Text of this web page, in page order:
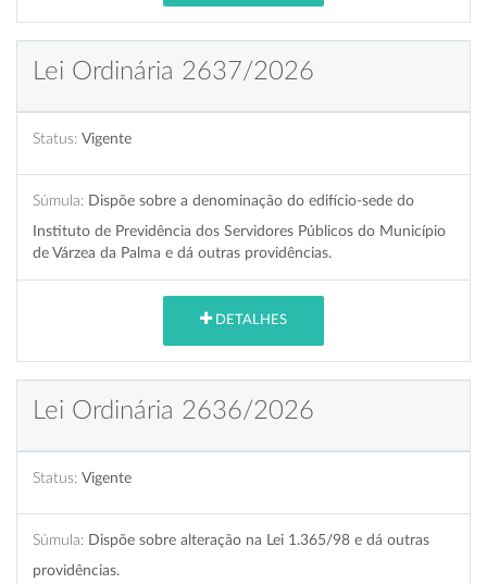
Lei Ordinária 2637/2026
Status: Vigente
Súmula: Dispõe sobre a denominação do edifício-sede do
Instituto de Previdência dos Servidores Públicos do Município
de Várzea da Palma e dá outras providências.
DETALHES
Lei Ordinária 2636/2026
Status: Vigente
Súmula: Dispõe sobre alteração na Lei 1.365/98 e dá outras
providências.